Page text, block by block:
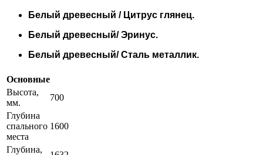
Белый древесный / Цитрус глянец.
Белый древесный/ Эринус.
Белый древесный/ Сталь металлик.
Основные
Высота,
мм.
700
Глубина
спального
места
1600
Глубина,